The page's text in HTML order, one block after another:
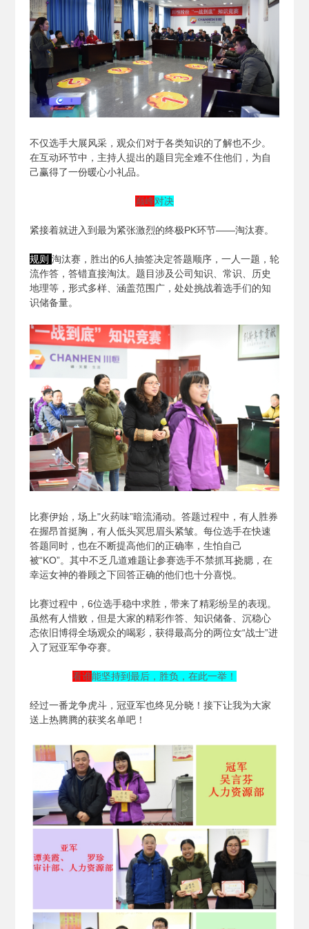
不仅选手大展风采，观众们对于各类知识的了解也不少。
在互动环节中，主持人提出的题目完全难不住他们，为自
己赢得了一份暖心小礼品。
巅峰对决
紧接着就进入到最为紧张激烈的终极PK环节——淘汰赛。
规则 淘汰赛，胜出的6人抽签决定答题顺序，一人一题，轮
流作答，答错直接淘汰。题目涉及公司知识、常识、历史
地理等，形式多样、涵盖范围广，处处挑战着选手们的知
识储备量。
比赛伊始，场上"火药味”暗流涌动。答题过程中，有人胜券
在握昂首挺胸，有人低头冥思眉头紧皱。每位选手在快速
答题同时，也在不断提高他们的正确率，生怕自己
被“KO”。其中不乏几道难题让参赛选手不禁抓耳挠腮，在
幸运女神的眷顾之下回答正确的他们也十分喜悦。
比赛过程中，6位选手稳中求胜，带来了精彩纷呈的表现。
虽然有人惜败，但是大家的精彩作答、知识储备、沉稳心
态依旧博得全场观众的喝彩，获得最高分的两位女“战士”进
入了冠亚军争夺赛。
看谁能坚持到最后，胜负，在此一举！
经过一番龙争虎斗，冠亚军也终见分晓！接下让我为大家
送上热腾腾的获奖名单吧！